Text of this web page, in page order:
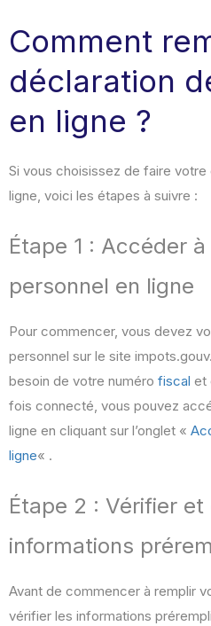
Comment
déclaration
en ligne ?
Si vous choisissez de faire
ligne, voici les étapes à suivre :
Étape 1 : Accéder
personnel en ligne
Pour commencer, vous devez
personnel sur le site
besoin de votre numéro fiscal et
fois connecté, vous pouvez
ligne en cliquant sur l’onglet «
ligne« .
Étape 2 : Vérifier
informations
Avant de commencer à remplir
vérifier les informations